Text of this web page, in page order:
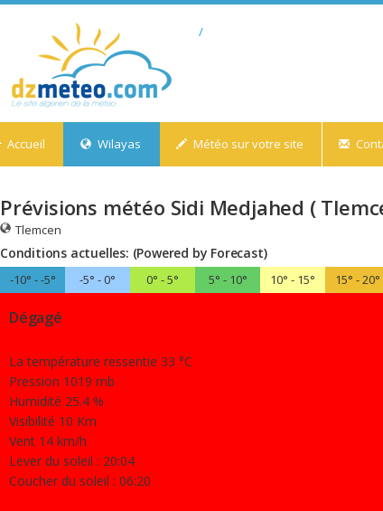
/
Accueil Wilayas Météo sur votre site
Prévisions météo Sidi Medjahed (
Tlemcen
Conditions actuelles: (Powered by Forecast)
-10° - -5° -5° - 0° 0° - 5° 5° - 10° 10° - 15° 15° - 20°
Dégagé
La température ressentie 33 °C
Pression 1019 mb
Humidité 25.4 %
Visibilité 10 Km
Vent 14 km/h
Lever du soleil : 20:04
Coucher du soleil : 06:20